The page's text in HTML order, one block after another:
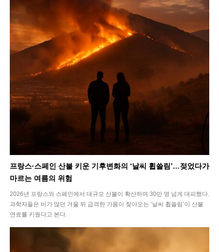
프랑스·스페인 산불 키운 기후변화의 ‘날씨 휩쓸림’…젖었다가
마르는 여름의 위험
2026년 프랑스와 스페인에서 대규모 산불이 확산하며 30만 명 넘게 대피했다.
과학자들은 비가 많던 겨울 뒤 급격한 가뭄이 찾아오는 ‘날씨 휩쓸림’이 산불
연료를 키웠다고 본다.